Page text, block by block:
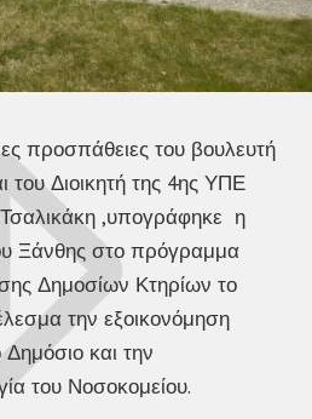
προσπάθειες του βουλευτή
του Διοικητή της 4ης ΥΠΕ
,υπογράφηκε η
Ξάνθης στο πρόγραμμα
Δημοσίων Κτηρίων το
την εξοικονόμηση
και την
του Νοσοκομείου.